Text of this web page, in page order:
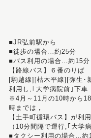
■JR弘前駅から
■徒歩の場合…約25分
■バス利用の場合…約15分
【路線バス】６番のりば
[駒越線][枯木平線][弥生･
利用し,｢大学病院前｣下車
※4月～11月の10時から
時までは，
【土手町循環バス】が利
（10分間隔で運行,｢大学
■タクシー利用の場合…約